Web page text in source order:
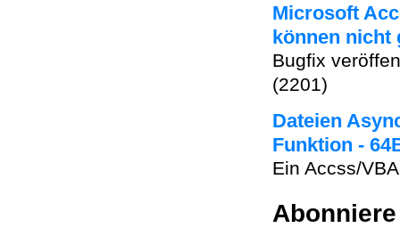
Microsoft
können nicht
Bugfix
(2201)
Dateien
Funktion -
Ein Accss/